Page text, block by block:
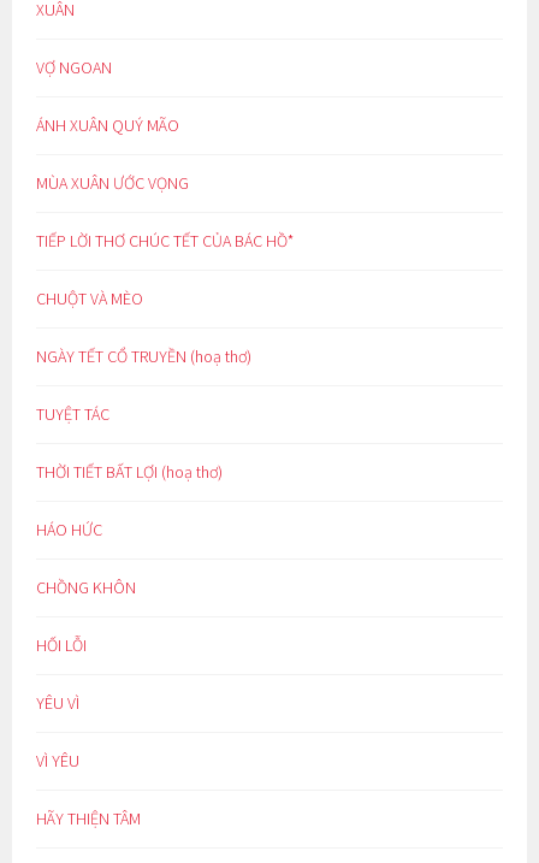
XUÂN
VỢ NGOAN
ÁNH XUÂN QUÝ MÃO
MÙA XUÂN ƯỚC VỌNG
TIẾP LỜI THƠ CHÚC TẾT CỦA BÁC HỒ*
CHUỘT VÀ MÈO
NGÀY TẾT CỔ TRUYỀN (hoạ thơ)
TUYỆT TÁC
THỜI TIẾT BẤT LỢI (hoạ thơ)
HÁO HỨC
CHỒNG KHÔN
HỐI LỖI
YÊU VÌ
VÌ YÊU
HÃY THIỆN TÂM